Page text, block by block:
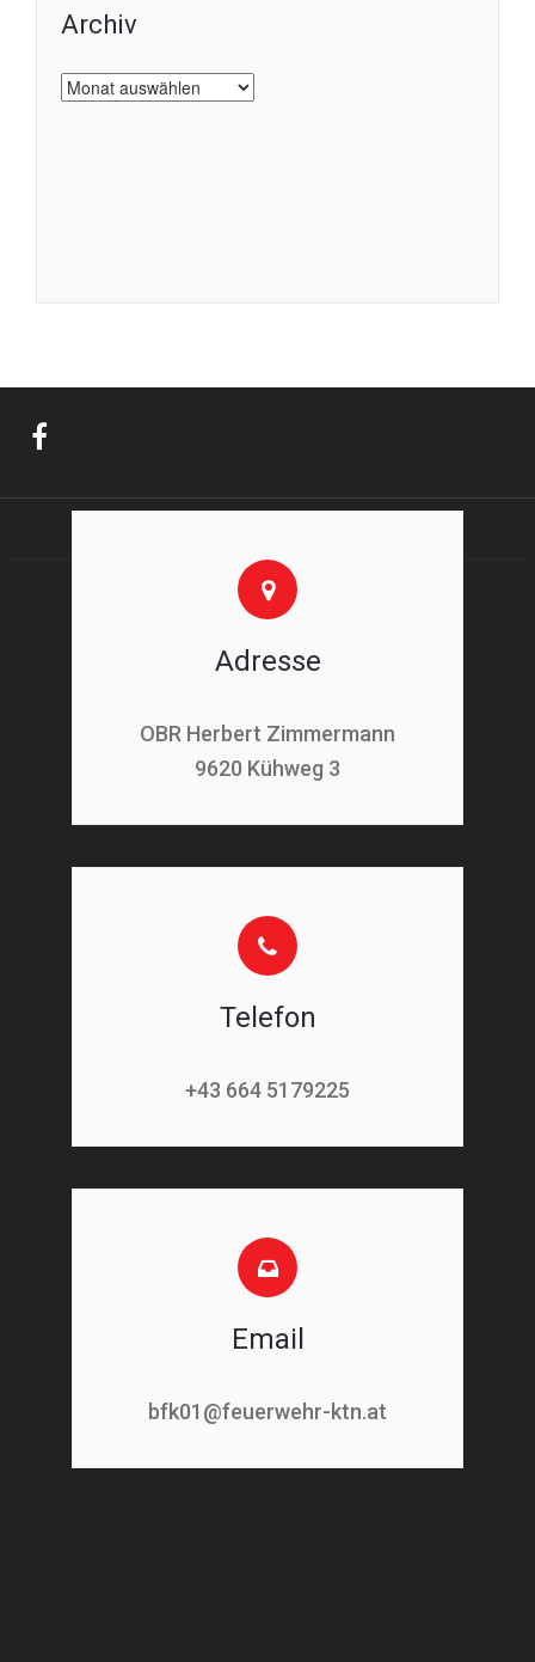
Archiv
Archiv
Adresse
OBR Herbert Zimmermann
9620 Kühweg 3
Telefon
+43 664 5179225
Email
bfk01@feuerwehr-ktn.at